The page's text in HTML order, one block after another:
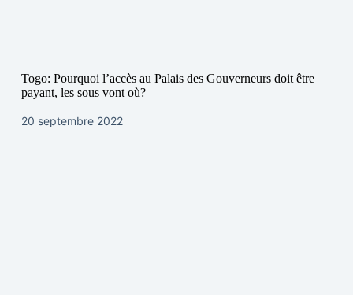
Togo: Pourquoi l’accès au Palais des Gouverneurs doit être
payant, les sous vont où?
20 septembre 2022